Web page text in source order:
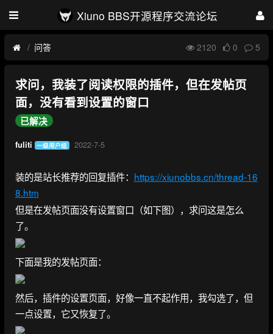
Xiuno BBS开源程序交流论坛
问答 2120 0 5
求问，我装了阅读权限的插件，但在发帖页
面，没有看到设置的窗口
已解决
fuliti 一级用户组 2022-7-5
装的是站长推荐的回复插件： https://xiunobbs.cn/thread-16
8.htm
但是在发帖页面没有设置窗口（如下图），求问这是怎么
了。
下面是我的发帖页面：
然后，插件的设置页面，好像一直不起作用，我勾选了，但
一点设置，它又恢复了。